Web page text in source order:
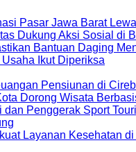
Pasar Jawa Barat
Dukung Aksi Sosial di
Bantuan Daging
Ikut Diperiksa
Pensiunan di
Dorong Wisata
Penggerak Sport
Layanan Kesehatan